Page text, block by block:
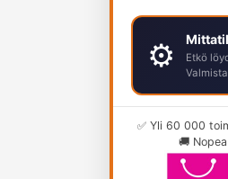
⚙️
Etkö
✅ Yli 60 000
🚚